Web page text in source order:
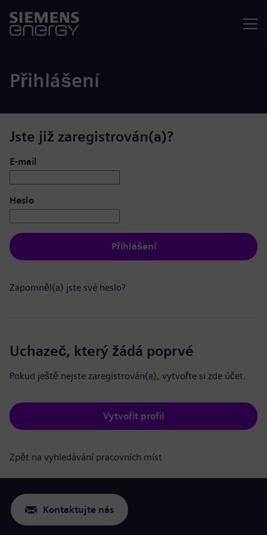
Přihlášení
Jste již zaregistrován(a)?
Přihlášení: uživatel a heslo
E-mail
Heslo
Přihlášení
Zapomněl(a) jste své heslo?
Uchazeč, který žádá poprvé
Pokud ještě nejste zaregistrován(a), vytvořte si zde účet.
Vytvořit profil
Zpět na vyhledávání pracovních míst
Kontaktujte nás